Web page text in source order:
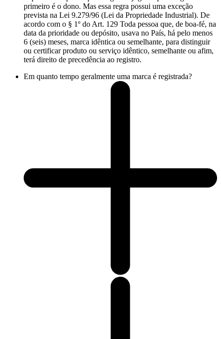
primeiro é o dono. Mas essa regra possui uma exceção
prevista na Lei 9.279/96 (Lei da Propriedade Industrial). De
acordo com o § 1º do Art. 129 Toda pessoa que, de boa-fé, na
data da prioridade ou depósito, usava no País, há pelo menos
6 (seis) meses, marca idêntica ou semelhante, para distinguir
ou certificar produto ou serviço idêntico, semelhante ou afim,
terá direito de precedência ao registro.
Em quanto tempo geralmente uma marca é registrada?